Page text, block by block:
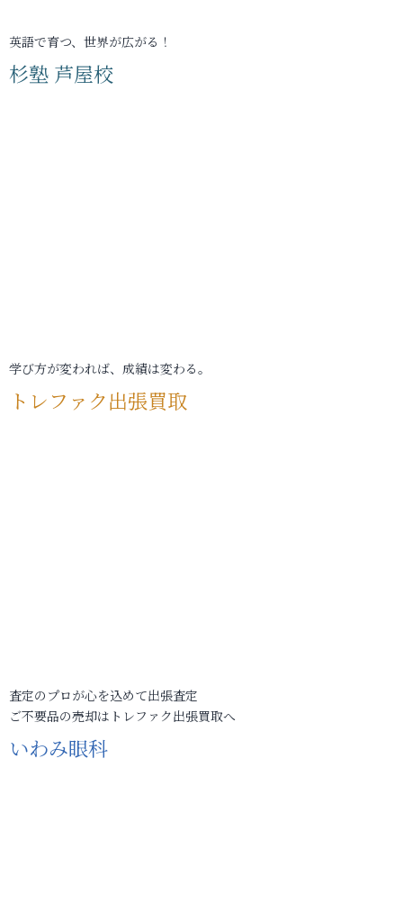
英語で育つ、世界が広がる！
杉塾 芦屋校
学び方が変われば、成績は変わる。
トレファク出張買取
査定のプロが心を込めて出張査定
ご不要品の売却はトレファク出張買取へ
いわみ眼科